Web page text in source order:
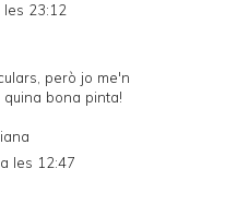
les 23:12
però jo me'n
bona pinta!
les 12:47